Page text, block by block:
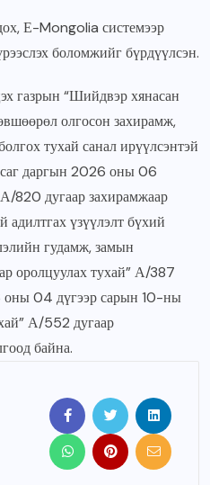
Е-Mongolia системээр
боломжийг бүрдүүлсэн.
газрын “Шийдвэр хянасан
олгосон захирамж,
тухай санал ирүүлсэнтэй
даргын 2026 оны 06
820 дугаар захирамжаар
адилтгах үзүүлэлт бүхий
гудамж, замын
оролцуулах тухай” А/387
оны 04 дүгээр сарын 10-ны
А/552 дугаар
байна.